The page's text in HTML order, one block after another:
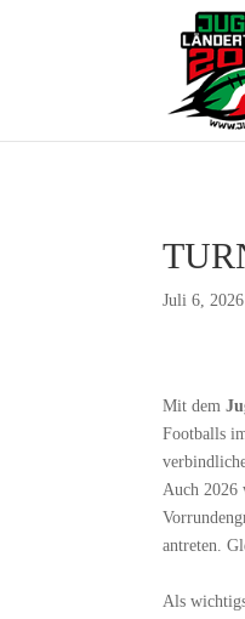
Juli 6, 2026
Mit dem
Footballs
Auch
antreten.
Als